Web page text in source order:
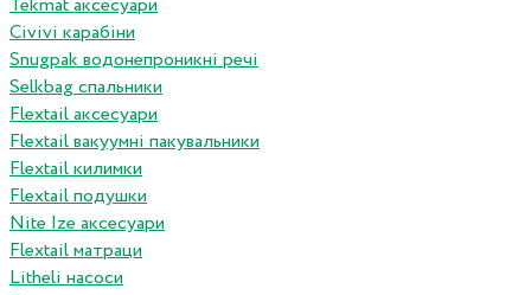
Tekmat аксесуари
Сivivi карабіни
Snugpak водонепроникні речі
Selkbag спальники
Flextail аксесуари
Flextail вакуумні пакувальники
Flextail килимки
Flextail подушки
Nite Ize аксесуари
Flextail матраци
Litheli насоси